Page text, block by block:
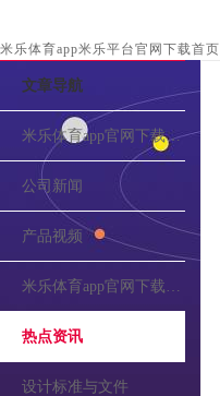
米乐体育app米乐平台官网下载首页
文章导航
米乐体育app官网下载的介绍
公司新闻
产品视频
米乐体育app官网下载的公告
热点资讯
设计标准与文件